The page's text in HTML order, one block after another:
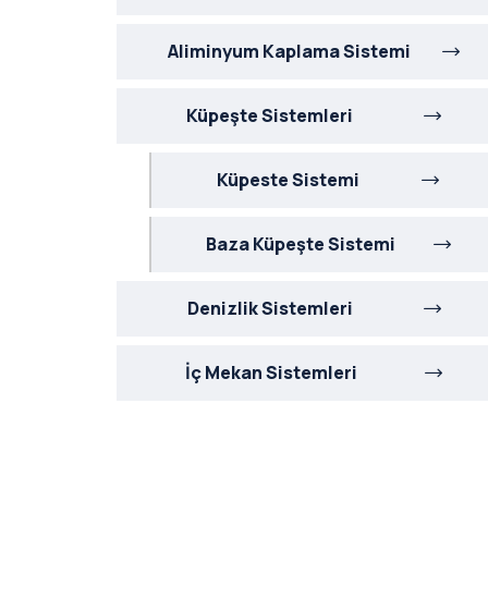
Aliminyum Kaplama Sistemi
Küpeşte Sistemleri
Küpeste Sistemi
Baza Küpeşte Sistemi
Denizlik Sistemleri
İç Mekan Sistemleri